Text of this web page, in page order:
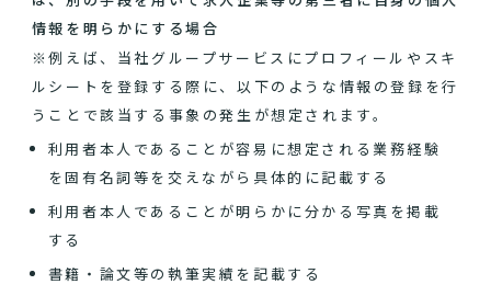
情報を明らかにする場合
※例えば、当社グループサービスにプロフィールやスキ
ルシートを登録する際に、以下のような情報の登録を行
うことで該当する事象の発生が想定されます。
利用者本人であることが容易に想定される業務経験
を固有名詞等を交えながら具体的に記載する
利用者本人であることが明らかに分かる写真を掲載
する
書籍・論文等の執筆実績を記載する